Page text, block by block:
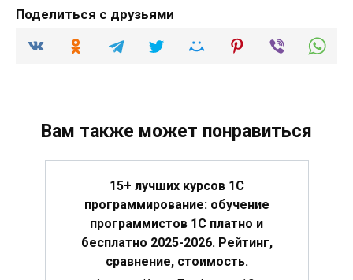
Поделиться с друзьями
Вам также может понравиться
15+ лучших курсов 1С
программирование: обучение
программистов 1С платно и
бесплатно 2025-2026. Рейтинг,
сравнение, стоимость.